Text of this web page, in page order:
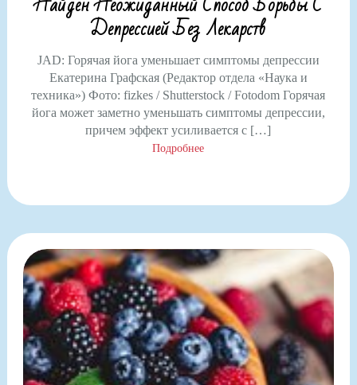
Депрессией Без Лекарств
JAD: Горячая йога уменьшает симптомы депрессии
Екатерина Графская (Редактор отдела «Наука и
техника») Фото: fizkes / Shutterstock / Fotodom Горячая
йога может заметно уменьшать симптомы депрессии,
причем эффект усиливается с […]
Подробнее